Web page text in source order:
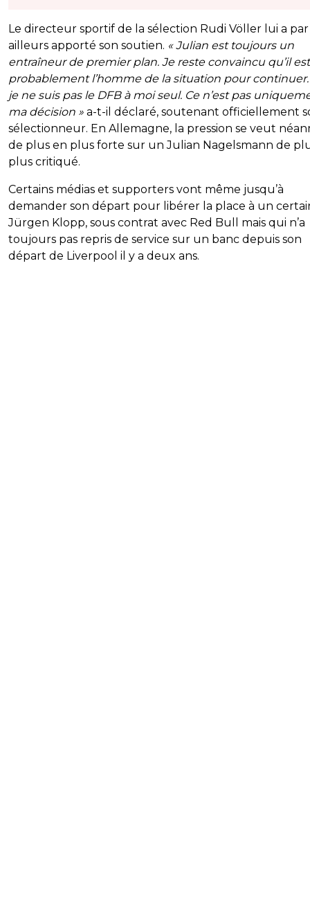
Le directeur sportif de la sélection Rudi Völler lui a par
ailleurs apporté son soutien. « Julian est toujours un
entraîneur de premier plan. Je reste convaincu qu’il est
probablement l’homme de la situation pour continuer.
je ne suis pas le DFB à moi seul. Ce n’est pas
ma décision » a-t-il déclaré, soutenant officiellement
sélectionneur. En Allemagne, la pression se veut
de plus en plus forte sur un Julian Nagelsmann de
plus critiqué.
Certains médias et supporters vont même jusqu’à
demander son départ pour libérer la place à un
Jürgen Klopp, sous contrat avec Red Bull mais qui n’a
toujours pas repris de service sur un banc depuis son
départ de Liverpool il y a deux ans.